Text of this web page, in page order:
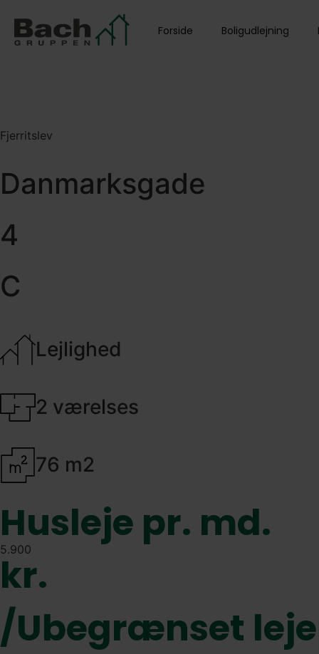
Forside Boligudlejning
Fjerritslev
Danmarksgade
4
C
Lejlighed
2 værelses
76 m2
Husleje pr. md.
5.900
kr.
/Ubegrænset